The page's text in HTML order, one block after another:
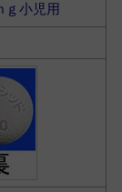
ｇ小児用